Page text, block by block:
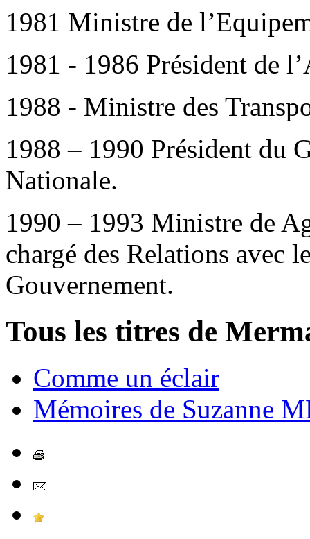
1981 Ministre de
1981 - 1986 Président de
1988 - Ministre des
1988 – 1990 Président du
Nationale.
1990 – 1993 Ministre de
chargé des Relations avec
Gouvernement.
Tous les titres de
Comme un éclair
Mémoires de Suzanne